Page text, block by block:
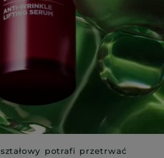
potrafi przetrwać